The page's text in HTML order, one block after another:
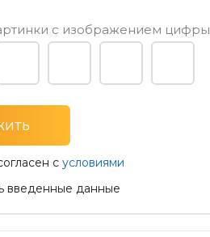
с изображением цифры
с условиями
введенные данные